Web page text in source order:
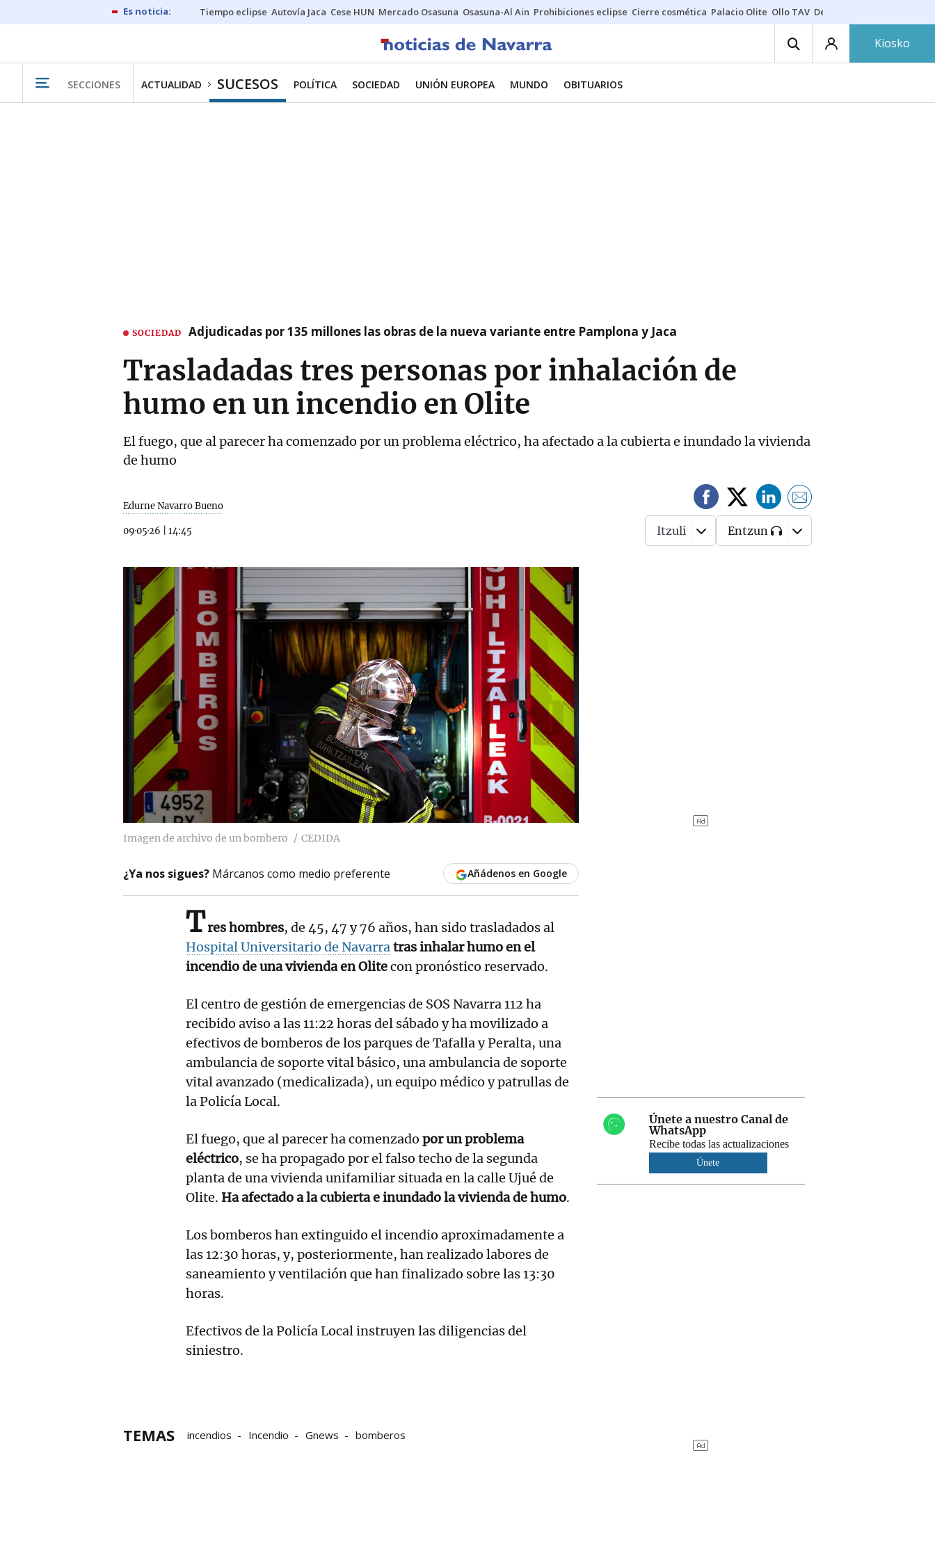
Tiempo eclipse Autovía Jaca Cese HUN Mercado Osasuna Osasuna-Al Ain Prohibiciones eclipse Cierre cosmética Palacio Olite Ollo TAV Derrama vecinos
Kiosko
SECCIONES ACTUALIDAD SUCESOS POLÍTICA SOCIEDAD UNIÓN EUROPEA MUNDO OBITUARIOS
SOCIEDAD Adjudicadas por 135 millones las obras de la nueva variante entre Pamplona y Jaca
Trasladadas tres personas por inhalación de
humo en un incendio en Olite
El fuego, que al parecer ha comenzado por un problema eléctrico, ha afectado a la cubierta e inundado la vivienda
de humo
Edurne Navarro Bueno
09·05·26 14:45 Itzuli Entzun
Imagen de archivo de un bombero CEDIDA
¿Ya nos sigues? Márcanos como medio preferente Añádenos en Google
Tres hombres, de 45, 47 y 76 años, han sido trasladados al
Hospital Universitario de Navarratras inhalar humo en el
incendio de una vivienda en Olitecon pronóstico reservado.
El centro de gestión de emergencias de SOS Navarra 112 ha
recibido aviso a las 11:22 horas del sábado y ha movilizado a
efectivos de bomberos de los parques de Tafalla y Peralta, una
ambulancia de soporte vital básico, una ambulancia de soporte
vital avanzado (medicalizada), un equipo médico y patrullas de
la Policía Local.
El fuego, que al parecer ha comenzado por un problema
eléctrico, se ha propagado por el falso techo de la segunda
planta de una vivienda unifamiliar situada en la calle Ujué de
Olite. Ha afectado a la cubierta e inundado la vivienda de humo.
Los bomberos han extinguido el incendio aproximadamente a
las 12:30 horas, y, posteriormente, han realizado labores de
saneamiento y ventilación que han finalizado sobre las 13:30
horas.
Efectivos de la Policía Local instruyen las diligencias del
siniestro.
TEMAS incendios Incendio Gnews bomberos
Únete a nuestro Canal de
WhatsApp
Recibe todas las actualizaciones
Únete